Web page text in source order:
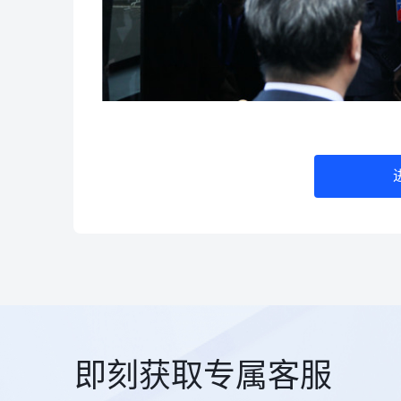
即刻获取专属客服